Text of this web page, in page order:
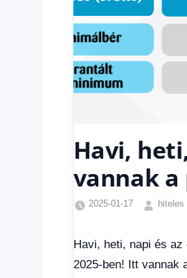
Havi,
vannak a
2025-01-17
hiteles
Havi, heti, napi és
2025-ben! Itt vannak